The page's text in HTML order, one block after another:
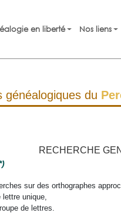
en liberté Nos liens
généalogiques du
RECHERCHE
sur des orthographes
lettre unique,
de lettres.